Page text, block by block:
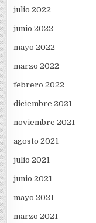
julio 2022
junio 2022
mayo 2022
marzo 2022
febrero 2022
diciembre 2021
noviembre 2021
agosto 2021
julio 2021
junio 2021
mayo 2021
marzo 2021